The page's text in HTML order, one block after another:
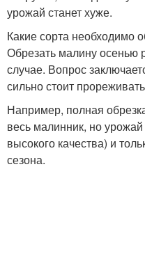
урожай станет хуже.
Какие сорта необходимо
Обрезать малину осенью
случае. Вопрос
сильно стоит
Например, полная
весь малинник, но
высокого качества) и
сезона.